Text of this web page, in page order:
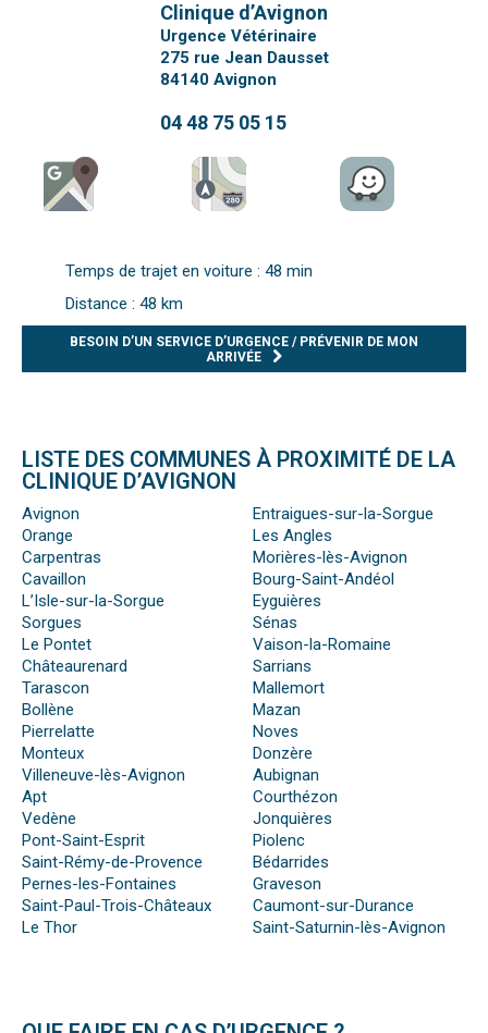
Clinique d’Avignon
Urgence Vétérinaire
275 rue Jean Dausset
84140 Avignon
04 48 75 05 15
Temps de trajet en voiture : 48 min
Distance : 48 km
BESOIN D’UN SERVICE D’URGENCE / PRÉVENIR DE MON
ARRIVÉE
LISTE DES COMMUNES À PROXIMITÉ DE LA
CLINIQUE D’AVIGNON
Avignon
Orange
Carpentras
Cavaillon
L’Isle-sur-la-Sorgue
Sorgues
Le Pontet
Châteaurenard
Tarascon
Bollène
Pierrelatte
Monteux
Villeneuve-lès-Avignon
Apt
Vedène
Pont-Saint-Esprit
Saint-Rémy-de-Provence
Pernes-les-Fontaines
Saint-Paul-Trois-Châteaux
Le Thor
Entraigues-sur-la-Sorgue
Les Angles
Morières-lès-Avignon
Bourg-Saint-Andéol
Eyguières
Sénas
Vaison-la-Romaine
Sarrians
Mallemort
Mazan
Noves
Donzère
Aubignan
Courthézon
Jonquières
Piolenc
Bédarrides
Graveson
Caumont-sur-Durance
Saint-Saturnin-lès-Avignon